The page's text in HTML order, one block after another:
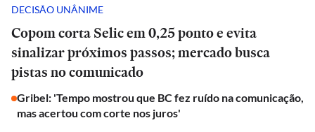
DECISÃO UNÂNIME
Copom corta Selic em 0,25 ponto e evita
sinalizar próximos passos; mercado busca
pistas no comunicado
Gribel: 'Tempo mostrou que BC fez ruído na comunicação,
mas acertou com corte nos juros'